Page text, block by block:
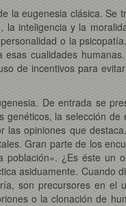
la eugenesia clásica. Se
inteligencia y la
o la
cualidades
de incentivos para
De entrada se
genéticos, la selección
las opiniones que
Gran parte de los
¿Es éste un
asiduamente. Cuando
son precursores en
o la clonación de